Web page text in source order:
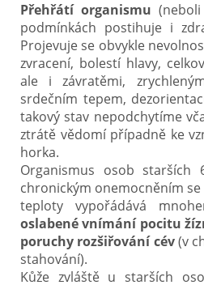
Přehřátí organismu
podmínkách postihuje i
Projevuje se obvykle
zvracení, bolestí hlavy,
ale i závratěmi,
srdečním tepem,
takový stav nepodchytíme
ztrátě vědomí případně ke
horka.
Organismus osob starších
chronickým onemocněním
teploty vypořádává
oslabené vnímání pocitu
poruchy rozšiřování cév(v
stahování).
Kůže zvláště u starších